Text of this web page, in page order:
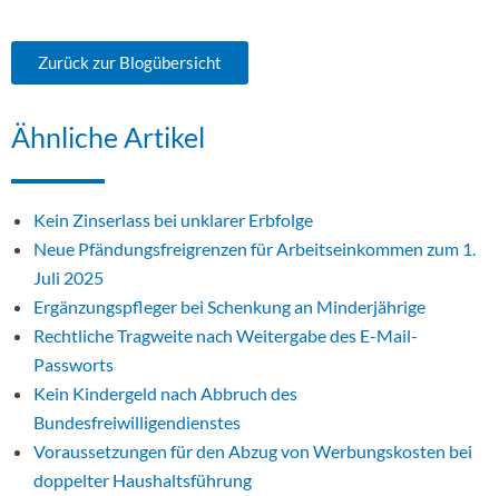
Zurück zur Blogübersicht
Ähnliche Artikel
Kein Zinserlass bei unklarer Erbfolge
Neue Pfändungsfreigrenzen für Arbeitseinkommen zum 1.
Juli 2025
Ergänzungspfleger bei Schenkung an Minderjährige
Rechtliche Tragweite nach Weitergabe des E-Mail-
Passworts
Kein Kindergeld nach Abbruch des
Bundesfreiwilligendienstes
Voraussetzungen für den Abzug von Werbungskosten bei
doppelter Haushaltsführung